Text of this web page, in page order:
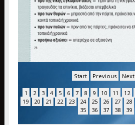
Start Previous Next
1 2 3 4 5 6 7 8 9 10 11 12
19
20 21 22 23 24 25 26 27 28
35
36 37 38 39